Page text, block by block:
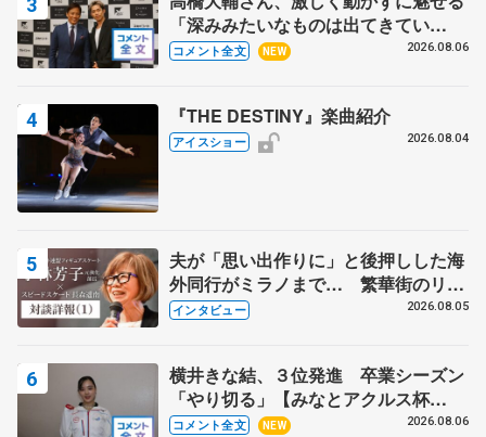
「深みみたいなものは出てきてい
る？」 〝兄さん〟と慕うレジェンド
コメント全文 NEW 2026.08.06
『THE DESTINY』楽曲紹介
アイスショー 2026.08.04
夫が「思い出作りに」と後押しした海
外同行がミラノまで… 繁華街のリン
クでは不良のお兄さんも味方に 小林
インタビュー 2026.08.05
横井きな結、３位発進 卒業シーズン
「やり切る」【みなとアクルス杯
SP】
コメント全文 NEW 2026.08.06